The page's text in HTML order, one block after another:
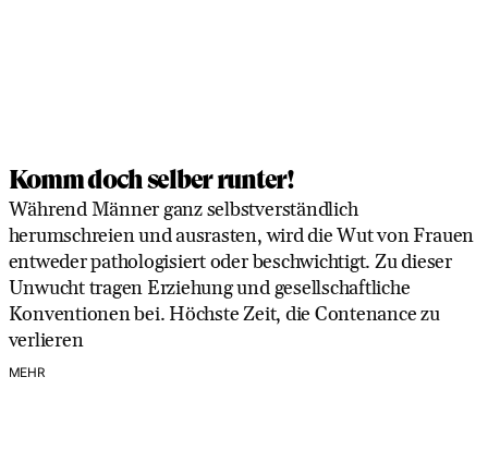
Komm doch selber runter!
Während Männer ganz selbstverständlich
herumschreien und ausrasten, wird die Wut von Frauen
entweder pathologisiert oder beschwichtigt. Zu dieser
Unwucht tragen Erziehung und gesellschaftliche
Konventionen bei. Höchste Zeit, die Contenance zu
verlieren
MEHR